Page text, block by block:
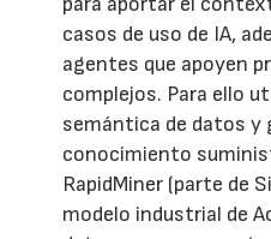
casos de uso de IA,
agentes que apoyen
complejos. Para ello
semántica de datos y
conocimiento
RapidMiner (parte de
modelo industrial de